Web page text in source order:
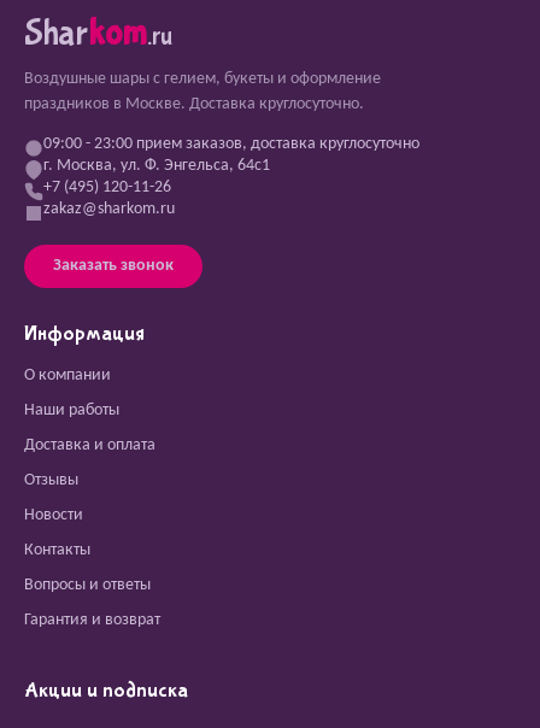
Sharkom.ru
Воздушные шары с гелием, букеты и оформление
праздников в Москве. Доставка круглосуточно.
09:00 - 23:00 прием заказов, доставка круглосуточно
г. Москва, ул. Ф. Энгельса, 64с1
+7 (495) 120-11-26
zakaz@sharkom.ru
Заказать звонок
Информация
О компании
Наши работы
Доставка и оплата
Отзывы
Новости
Контакты
Вопросы и ответы
Гарантия и возврат
Акции и подписка